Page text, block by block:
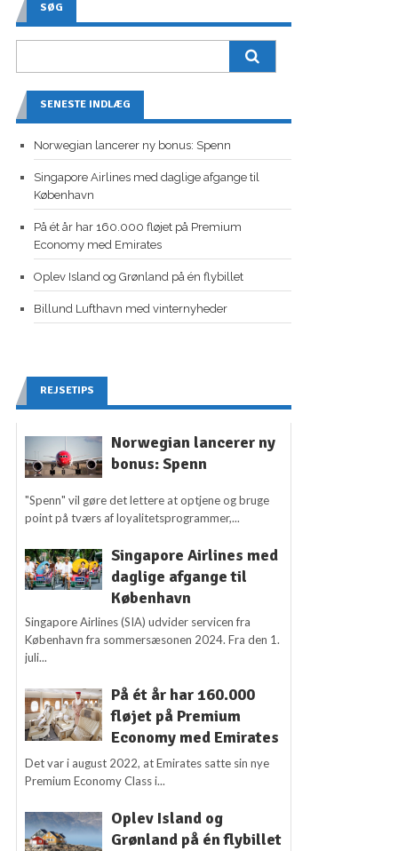
SØG
SENESTE INDLÆG
Norwegian lancerer ny bonus: Spenn
Singapore Airlines med daglige afgange til
København
På ét år har 160.000 fløjet på Premium
Economy med Emirates
Oplev Island og Grønland på én flybillet
Billund Lufthavn med vinternyheder
REJSETIPS
Norwegian lancerer ny
bonus: Spenn
"Spenn" vil gøre det lettere at optjene og bruge
point på tværs af loyalitetsprogrammer,...
Singapore Airlines med
daglige afgange til
København
Singapore Airlines (SIA) udvider servicen fra
København fra sommersæsonen 2024. Fra den 1.
juli...
På ét år har 160.000
fløjet på Premium
Economy med Emirates
Det var i august 2022, at Emirates satte sin nye
Premium Economy Class i...
Oplev Island og
Grønland på én flybillet